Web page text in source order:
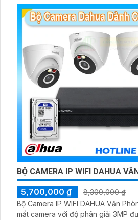
BỘ CAMERA IP WIFI DAHUA
5,700,000 ₫
8,300,000 ₫
Bộ Camera IP WIFI DAHUA Văn
mắt camera với độ phân giải 3MP